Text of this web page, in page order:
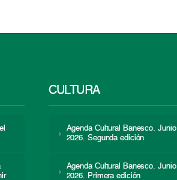
CULTURA
Agenda Cultural Banesco. Junio
2026. Segunda edición
Agenda Cultural Banesco. Junio
2026. Primera edición